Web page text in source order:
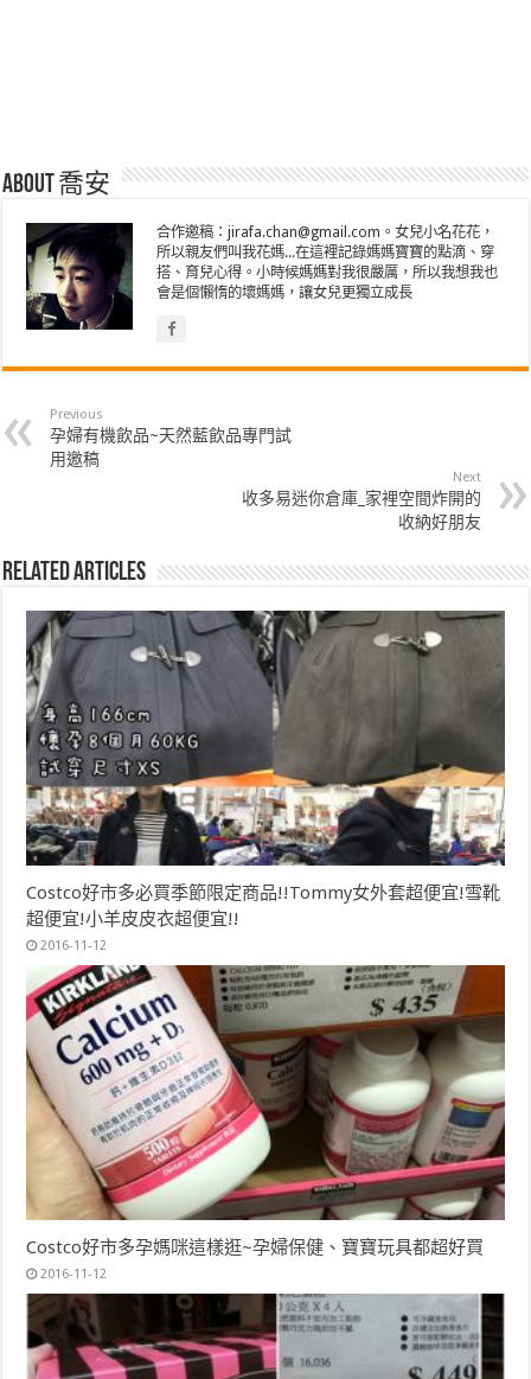
About 喬安
合作邀稿：jirafa.chan@gmail.com。女兒小名花花，
所以親友們叫我花媽...在這裡記錄媽媽寶寶的點滴、穿
搭、育兒心得。小時候媽媽對我很嚴厲，所以我想我也
會是個懶惰的壞媽媽，讓女兒更獨立成長
Previous
孕婦有機飲品~天然藍飲品專門試
用邀稿
Next
收多易迷你倉庫_家裡空間炸開的
收納好朋友
Related Articles
Costco好市多必買季節限定商品!!Tommy女外套超便宜!雪靴
超便宜!小羊皮皮衣超便宜!!
2016-11-12
Costco好市多孕媽咪這樣逛~孕婦保健、寶寶玩具都超好買
2016-11-12